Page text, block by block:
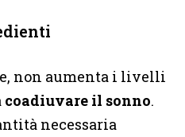
non aumenta i livelli
coadiuvare il sonno.
necessaria